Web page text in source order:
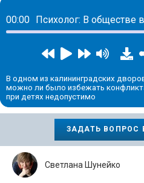
00:00
В одном из калининградских
можно ли было избежать
при детях недопустимо
ЗАДАТЬ
Светлана Шунейко